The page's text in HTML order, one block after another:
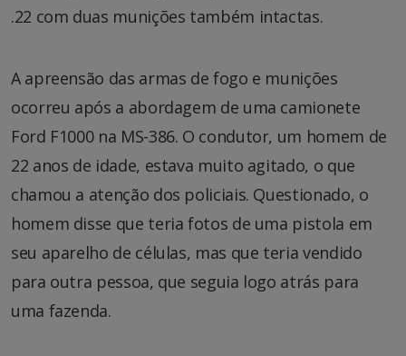
.22 com duas munições também intactas.
A apreensão das armas de fogo e munições
ocorreu após a abordagem de uma camionete
Ford F1000 na MS-386. O condutor, um homem de
22 anos de idade, estava muito agitado, o que
chamou a atenção dos policiais. Questionado, o
homem disse que teria fotos de uma pistola em
seu aparelho de células, mas que teria vendido
para outra pessoa, que seguia logo atrás para
uma fazenda.